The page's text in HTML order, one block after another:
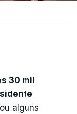
30 mil
alguns